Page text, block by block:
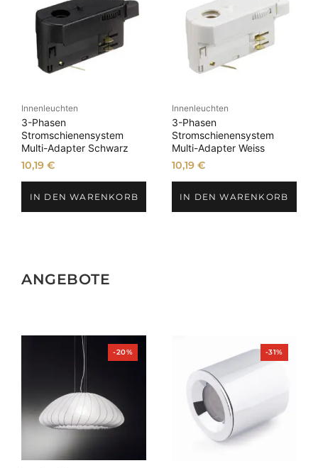
Innenleuchten
3-Phasen
Stromschienensystem
Multi-Adapter Schwarz
10,19€
IN DEN WARENKORB
Innenleuchten
3-Phasen
Stromschienensystem
Multi-Adapter Weiss
10,19 €
IN DEN WARENKORB
ANGEBOTE
-20%Produkt
im
-31%Produkt
im